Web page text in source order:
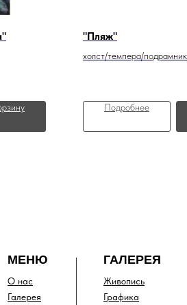
"Пляж"
холст/темпера/подрамник
Подробнее
МЕНЮ
О нас
Галерея
ГАЛЕРЕЯ
Живопись
Графика